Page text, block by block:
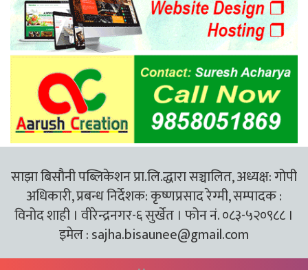
साझा बिसौनी पब्लिकेशन प्रा.लि.द्धारा सञ्चालित, अध्यक्ष: गोपी
अधिकारी, प्रबन्ध निर्देशक: कृष्णप्रसाद रेग्मी, सम्पादक :
विनोद शाही । वीरेन्द्रनगर-६ सुर्खेत । फोन नं. ०८३-५२०९८८ ।
इमेल :sajha.bisaunee@gmail.com